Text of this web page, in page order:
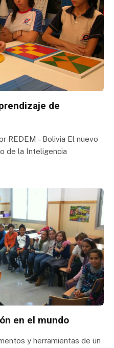
de
REDEM – Bolivia El nuevo
de la Inteligencia
en el mundo
y herramientas de un